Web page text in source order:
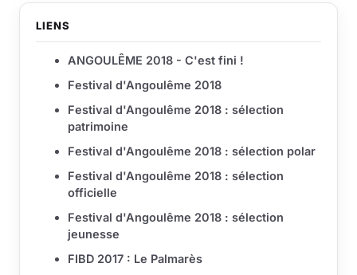
LIENS
ANGOULÊME 2018 - C'est fini !
Festival d'Angoulême 2018
Festival d'Angoulême 2018 : sélection
patrimoine
Festival d'Angoulême 2018 : sélection polar
Festival d'Angoulême 2018 : sélection
officielle
Festival d'Angoulême 2018 : sélection
jeunesse
FIBD 2017 : Le Palmarès